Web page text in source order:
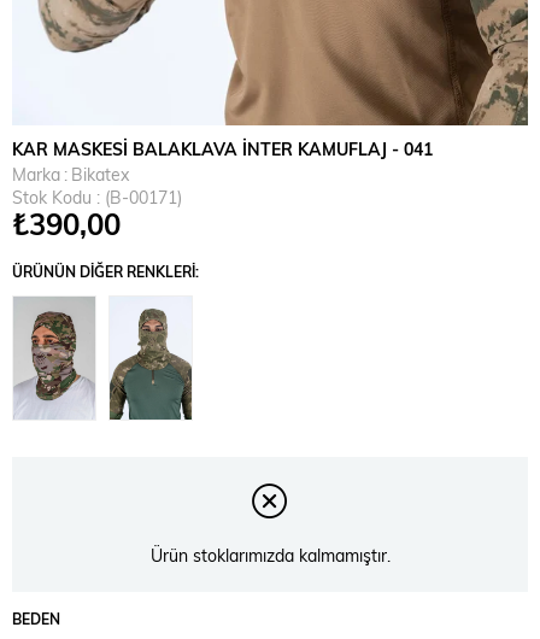
KAR MASKESİ BALAKLAVA İNTER KAMUFLAJ - 041
Marka : Bikatex
Stok Kodu
(B-00171)
₺390,00
ÜRÜNÜN DIĞER RENKLERI:
Ürün stoklarımızda kalmamıştır.
BEDEN